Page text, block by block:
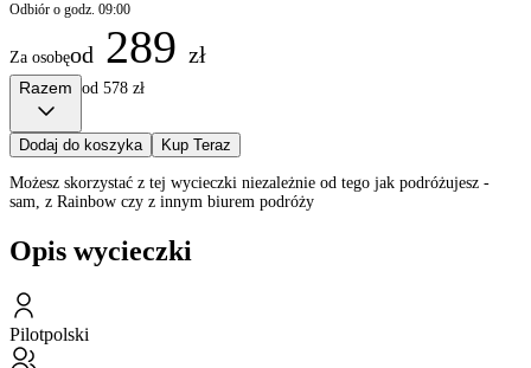
Odbiór o godz. 09:00
Za osobęod 289 zł
Razem od 578 zł
Dodaj do koszyka Kup Teraz
Możesz skorzystać z tej wycieczki niezależnie od tego jak podróżujesz -
sam, z Rainbow czy z innym biurem podróży
Opis wycieczki
Pilotpolski